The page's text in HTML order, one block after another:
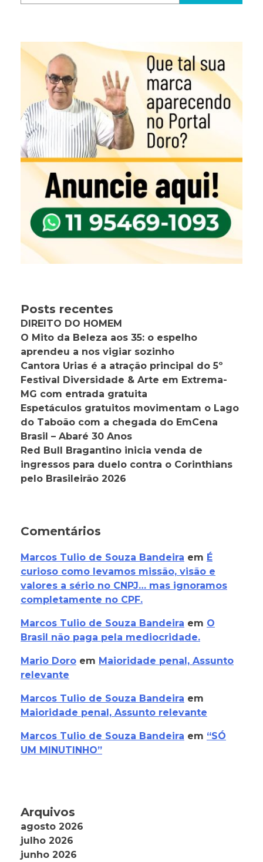
Posts recentes
DIREITO DO HOMEM
O Mito da Beleza aos 35: o espelho
aprendeu a nos vigiar sozinho
Cantora Urias é a atração principal do 5º
Festival Diversidade & Arte em Extrema-
MG com entrada gratuita
Espetáculos gratuitos movimentam o Lago
do Taboão com a chegada do EmCena
Brasil – Abaré 30 Anos
Red Bull Bragantino inicia venda de
ingressos para duelo contra o Corinthians
pelo Brasileirão 2026
Comentários
Marcos Tulio de Souza Bandeira em É
curioso como levamos missão, visão e
valores a sério no CNPJ… mas ignoramos
completamente no CPF.
Marcos Tulio de Souza Bandeira em O
Brasil não paga pela mediocridade.
Mario Doro em Maioridade penal, Assunto
relevante
Marcos Tulio de Souza Bandeira em
Maioridade penal, Assunto relevante
Marcos Tulio de Souza Bandeira em “SÓ
UM MINUTINHO”
Arquivos
agosto 2026
julho 2026
junho 2026